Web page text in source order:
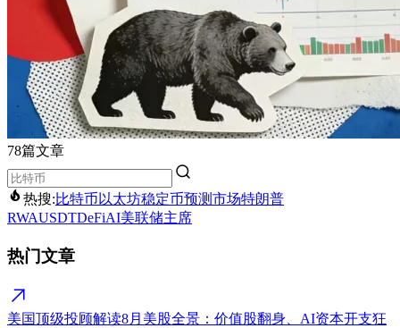
78篇文章
热搜:比特币 以太坊稳定币预测市场特朗普
RWAUSDTDeFiAI美联储主席
热门文章
美国顶级投顾解读8月美股全景：价值股翻身、AI资本开支狂